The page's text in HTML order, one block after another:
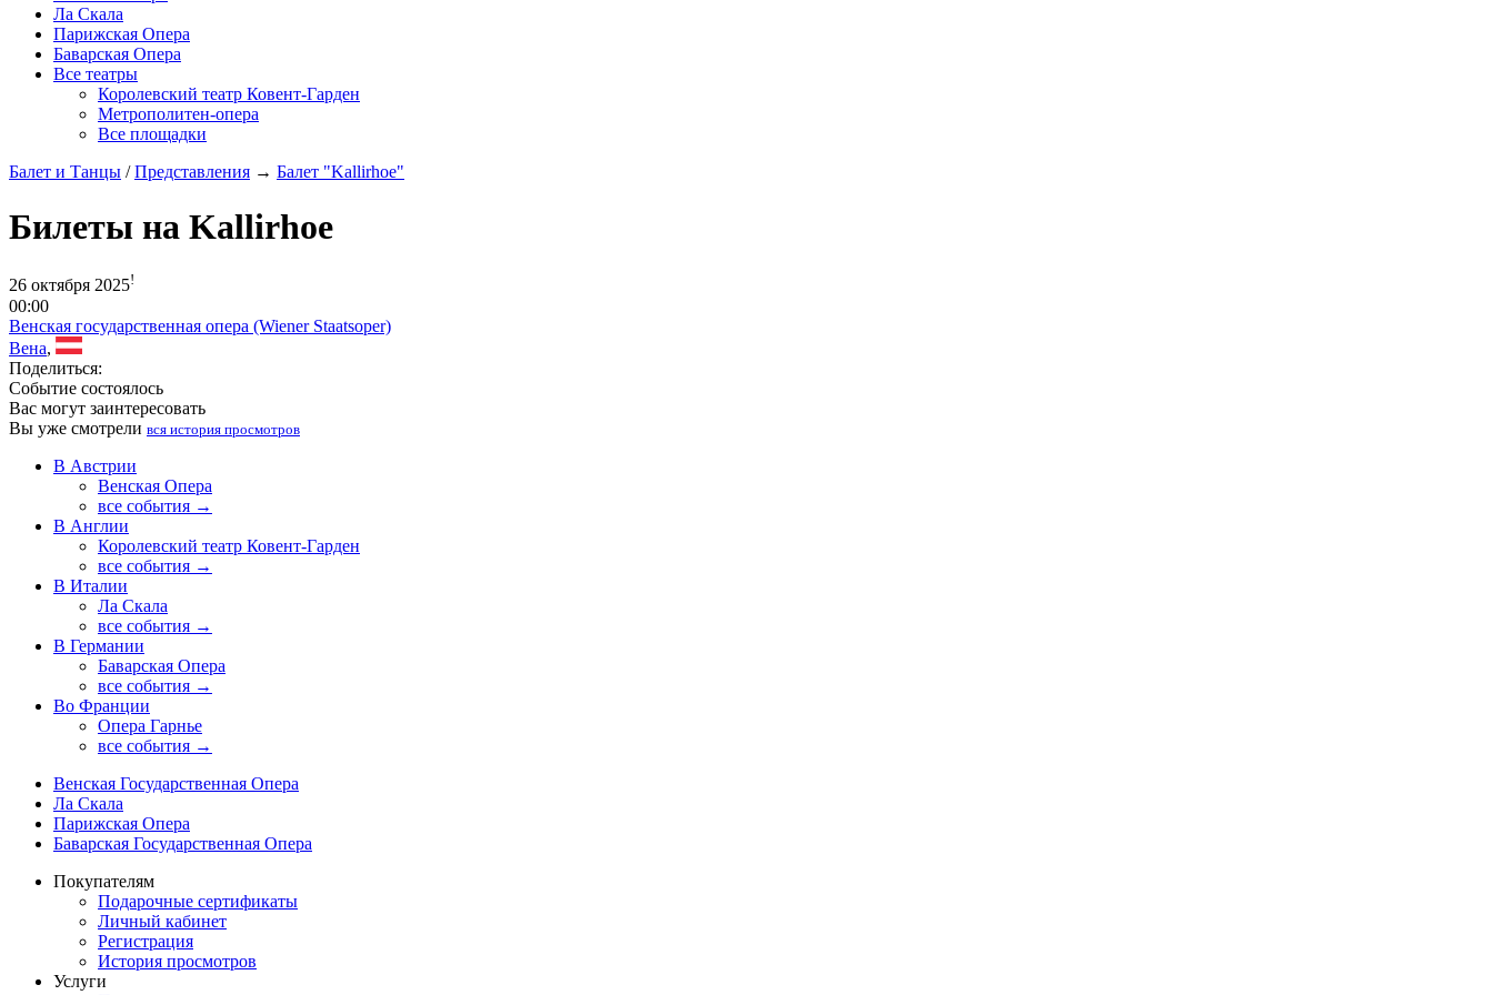
Ла Скала
Парижская Опера
Баварская Опера
Все театры
Королевский театр Ковент-Гарден
Метрополитен-опера
Все площадки
Балет и Танцы /Представления → Балет "Kallirhoe"
Билеты на Kallirhoe
26 октября 2025!
00:00
Венская государственная опера (Wiener Staatsoper)
Вена,
Поделиться:
Событие состоялось
Вас могут заинтересовать
Вы уже смотрели вся история просмотров
В Австрии
Венская Опера
все события →
В Англии
Королевский театр Ковент-Гарден
все события →
В Италии
Ла Скала
все события →
В Германии
Баварская Опера
все события →
Во Франции
Опера Гарнье
все события →
Венская Государственная Опера
Ла Скала
Парижская Опера
Баварская Государственная Опера
Покупателям
Подарочные сертификаты
Личный кабинет
Регистрация
История просмотров
Услуги